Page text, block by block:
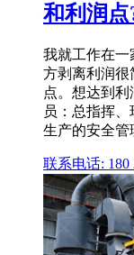
和利润点
我就工作在一
方剥离利润很
点。想达到
员：总指挥
生产的安全管
联系电话: 180